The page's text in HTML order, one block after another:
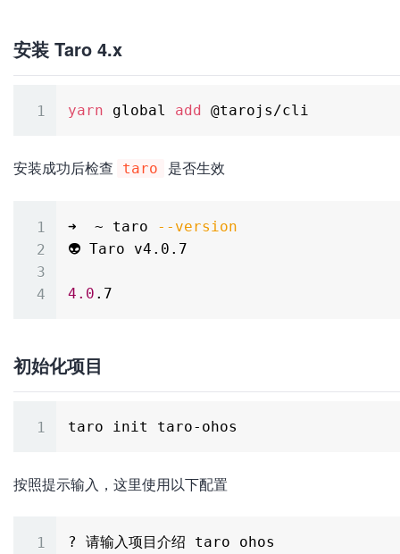
安装 Taro 4.x
yarn global add
安装成功后检查 taro 是否生效
➜  ~ taro
--version
👽 Taro v4.0.7
4.0
初始化项目
按照提示输入，这里使用以下配置
? 请输入项目介绍 taro ohos